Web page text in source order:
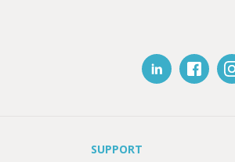
SUPPORT